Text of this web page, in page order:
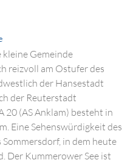
Gemeinde
reizvoll am Ostufer des
der Hansestadt
der Reuterstadt
20 (AS Anklam) besteht in
Eine Sehenswürdigkeit des
in dem heute
Der Kummerower See ist